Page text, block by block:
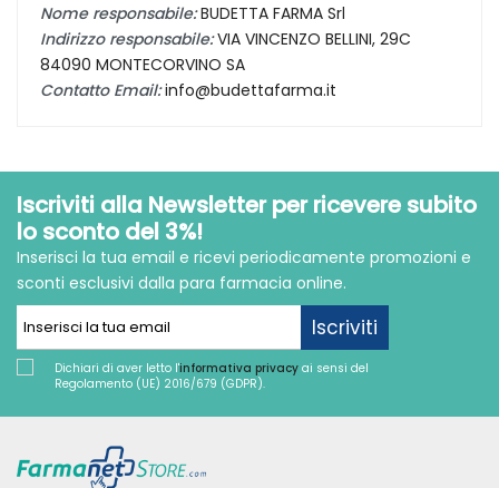
Nome responsabile:BUDETTA FARMA Srl
Indirizzo responsabile:VIA VINCENZO BELLINI, 29C
84090 MONTECORVINO SA
Contatto Email:info@budettafarma.it
Iscriviti alla Newsletter per ricevere subito
lo sconto del 3%!
Inserisci la tua email e ricevi periodicamente promozioni e
sconti esclusivi dalla para farmacia online.
Iscriviti
Dichiari di aver letto l'informativa privacy ai sensi del
Regolamento (UE) 2016/679 (GDPR).